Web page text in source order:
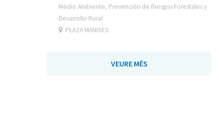
Medio Ambiente, Prevención de Riesgos Forestales y
Desarrollo Rural
PLAZA MANISES
VEURE MÉS